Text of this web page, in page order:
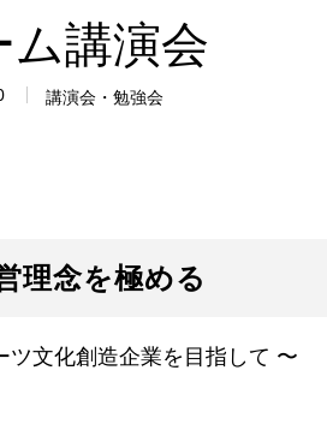
ム講演会
講演会・勉強会
理念を極める
ツ文化創造企業を目指して 〜